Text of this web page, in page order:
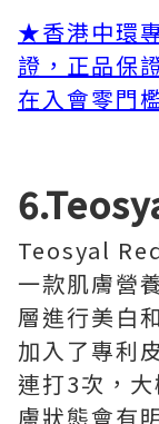
★香港中環
證，正品保
在入會零門
Teosyal
一款肌膚營
層進行美白
加入了專利
連打3次，
膚狀態會有